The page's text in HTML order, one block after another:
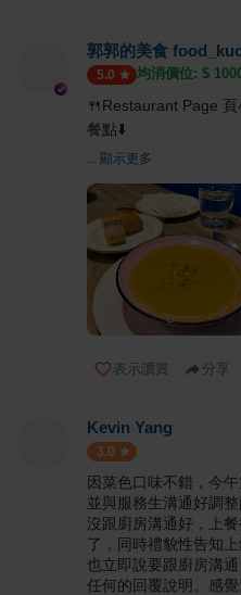
郭郭的美食
5.0 均消價位: $
🍴Restaurant Page 頁
餐點⬇️
... 顯示更多
表示讚賞 分享
Kevin Yang
3.0
因菜色口味不錯，今
並與服務生溝通好調
沒跟廚房溝通好，上
了，同時禮貌性告知
也立即說要跟廚房溝
任何的回覆說明。感